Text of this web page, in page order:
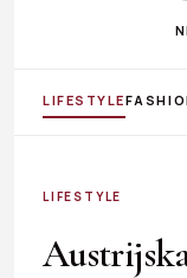
LIFESTYLE
LIFESTYLE